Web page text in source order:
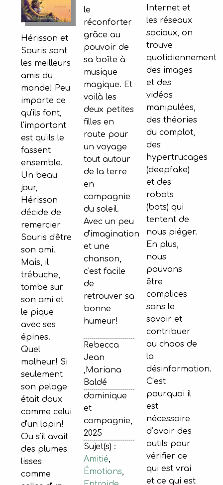
Hérisson et
Souris sont
les meilleurs
amis du
monde! Peu
importe ce
qu'ils font,
l'important
est qu'ils le
fassent
ensemble.
Un beau
jour,
Hérisson
décide de
remercier
Souris d'être
son ami.
Mais, il
trébuche,
tombe sur
son ami et
le pique
avec ses
épines.
Quel
malheur! Si
seulement
son pelage
était doux
comme celui
d'un lapin!
Ou s'il avait
des plumes
lisses
comme
le
réconforter
grâce au
pouvoir de
sa boîte à
musique
magique. Et
voilà les
deux petites
filles en
route pour
un voyage
tout autour
de la terre
en
compagnie
du soleil.
Avec un peu
d'imagination
et une
chanson,
c'est facile
de
retrouver sa
bonne
humeur!
Rebecca
Jean
,Mariana
Baldé
dominique
et
compagnie,
2025
Sujet(s) :
Amitié,
Émotions,
Internet et
les réseaux
sociaux, on
trouve
quotidiennement
des images
et des
vidéos
manipulées,
des théories
du complot,
des
hypertrucages
(deepfake)
et des
robots
(bots) qui
tentent de
nous piéger.
En plus,
nous
pouvons
être
complices
sans le
savoir et
contribuer
au chaos de
la
désinformation.
C’est
pourquoi il
est
nécessaire
d’avoir des
outils pour
vérifier ce
qui est vrai
et ce qui est